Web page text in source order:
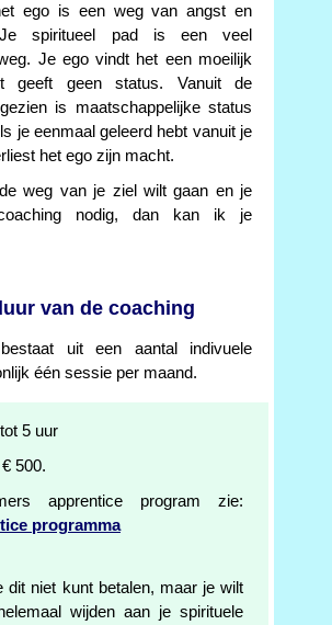
ego is een weg van angst en
Je spiritueel pad is een veel
Je ego vindt het een moeilijk
geeft geen status. Vanuit de
is maatschappelijke status
je eenmaal geleerd hebt vanuit je
het ego zijn macht.
weg van je ziel wilt gaan en je
nodig, dan kan ik je
van de coaching
uit een aantal indivuele
één sessie per maand.
5 uur
500.
apprentice program zie:
programma
dit niet kunt betalen, maar je wilt
wijden aan je spirituele